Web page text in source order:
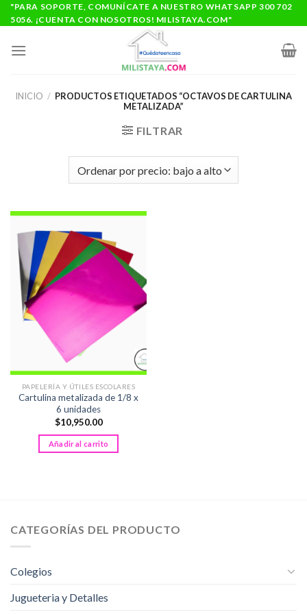
Saltar
al
"PARA SOPORTE, COMUNÍCATE A NUESTRO WHATSAPP 300 702
5056. ¡CUENTA CON NOSOTROS! MILISTAYA.COM"
INICIO / PRODUCTOS ETIQUETADOS “OCTAVOS DE CARTULINA
METALIZADA”
FILTRAR
PAPELERÍA Y ÚTILES ESCOLARES
Cartulina metalizada de 1/8 x
6 unidades
$10,950.00
Añadir al carrito
CATEGORÍAS DEL PRODUCTO
Colegios
Jugueteria y Detalles